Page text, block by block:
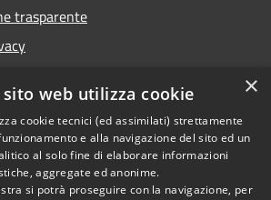
trasparente
accessibilità
Copyright © 2026 • Comune di
×
sito web utilizza cookie
cookie tecnici (ed assimilati) strettamente
e alla navigazione del sito ed un
al solo fine di elaborare informazioni
aggregate ed anonime.
si potrà proseguire con la navigazione, per